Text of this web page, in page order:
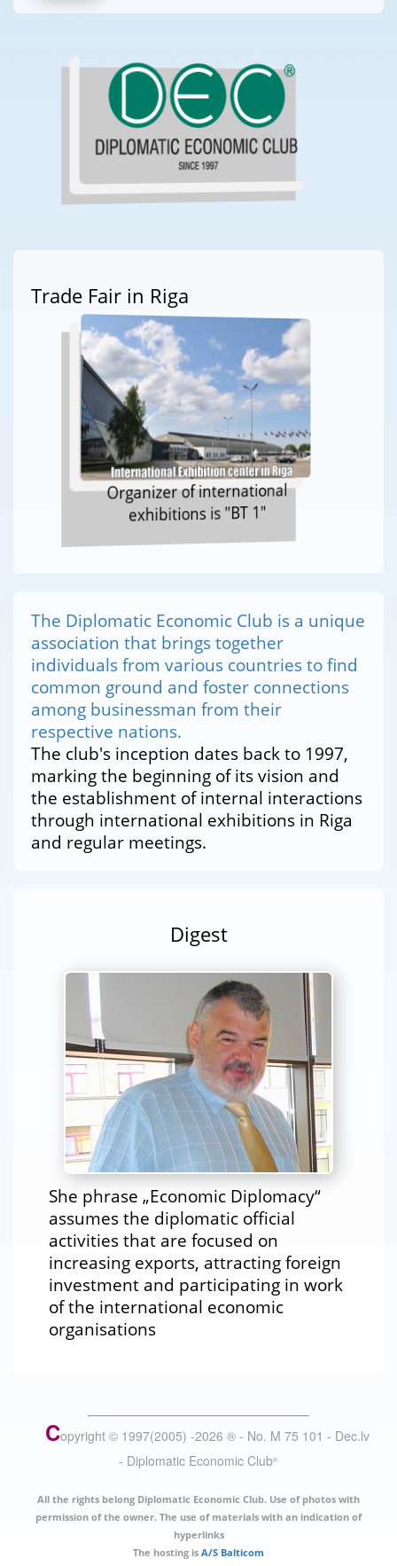
Trade Fair in Riga
Organizer of international
exhibitions is "BT 1"
The Diplomatic Economic Club is a unique
association that brings together
individuals from various countries to find
common ground and foster connections
among businessman from their
respective nations.
The club's inception dates back to 1997,
marking the beginning of its vision and
the establishment of internal interactions
through international exhibitions in Riga
and regular meetings.
Digest
She phrase „Economic Diplomacy“
assumes the diplomatic official
activities that are focused on
increasing exports, attracting foreign
investment and participating in work
of the international economic
organisations
Copyright © 1997(2005) -2026 ® - No. M 75 101 - Dec.lv
- Diplomatic Economic Club®
All the rights belong Diplomatic Economic Club. Use of photos with
permission of the owner. The use of materials with an indication of
hyperlinks
The hosting is A/S Balticom